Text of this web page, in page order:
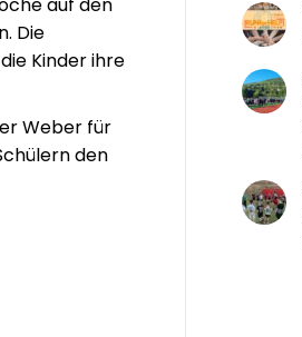
Die
Kinder ihre
Weber für
den